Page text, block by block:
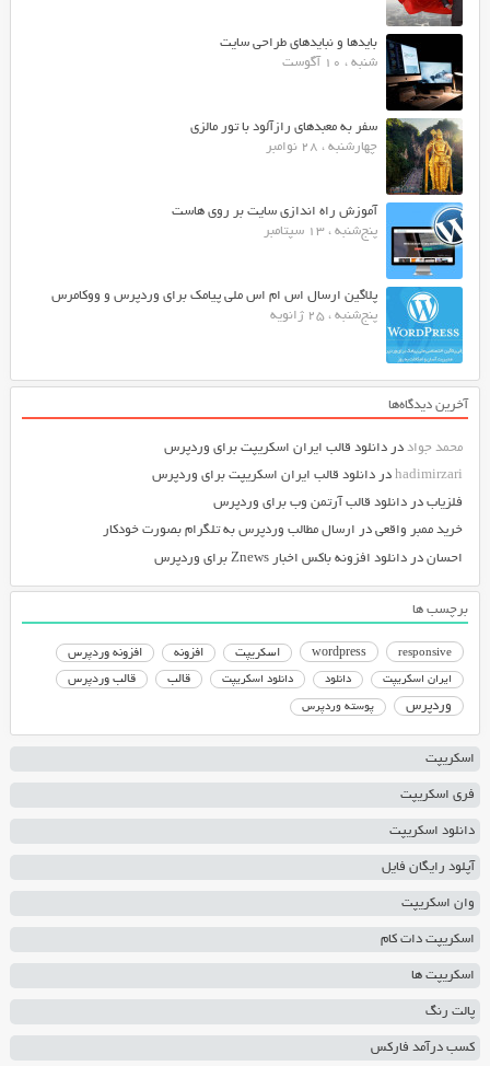
بایدها و نبایدهای طراحی سایت
شنبه ، 10 آگوست
سفر به معبدهای رازآلود با تور مالزی
چهارشنبه ، 28 نوامبر
آموزش راه اندازی سایت بر روی هاست
پنج‌شنبه ، 13 سپتامبر
پلاگین ارسال اس ام اس ملی پیامک برای وردپرس و ووکامرس
پنج‌شنبه ، 25 ژانویه
آخرین دیدگاه‌ها
محمد جواددر دانلود قالب ایران اسکریپت برای وردپرس
hadimirzariدر دانلود قالب ایران اسکریپت برای وردپرس
فلزیابدر دانلود قالب آرتمن وب برای وردپرس
خرید ممبر واقعیدر ارسال مطالب وردپرس به تلگرام بصورت خودکار
احساندر دانلود افزونه باکس اخبار Znews برای وردپرس
برچسب ها
responsive
wordpress اسکریپت افزونه افزونه وردپرس
ایران اسکریپت دانلود دانلود اسکریپت قالب قالب وردپرس
وردپرس پوسته وردپرس
اسکریپت
فری اسکریپت
دانلود اسکریپت
آپلود رایگان فایل
وان اسکریپت
اسکریپت دات کام
اسکریپت ها
پالت رنگ
کسب درآمد فارکس